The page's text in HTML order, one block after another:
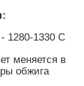
1280-1330 С
меняется в
обжига